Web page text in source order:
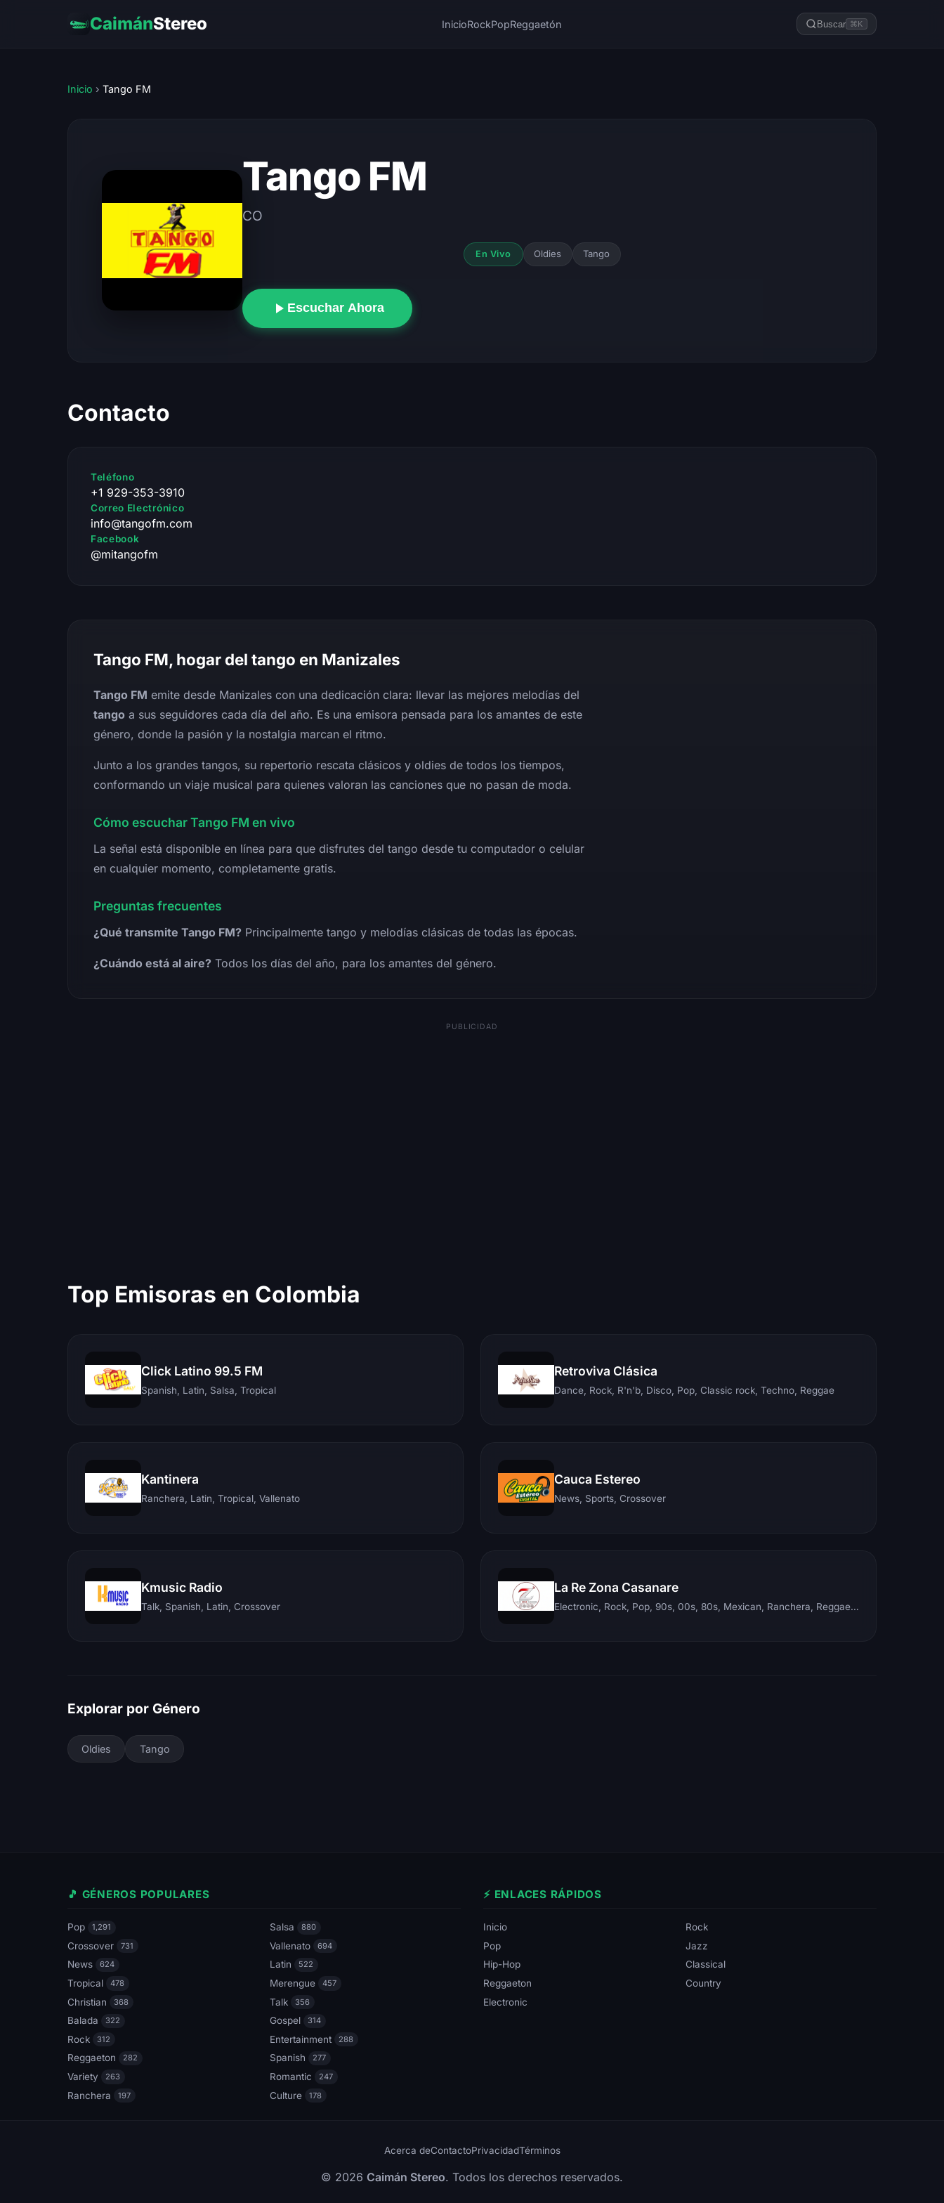
CaimánStereo InicioRockPopReggaetón Buscar ⌘K
Inicio › Tango FM
Tango FM
CO
En Vivo Oldies Tango
Escuchar Ahora
Contacto
Teléfono
+1 929-353-3910
Correo Electrónico
info@tangofm.com
Facebook
@mitangofm
Tango FM, hogar del tango en Manizales
Tango FM emite desde Manizales con una dedicación clara: llevar las mejores melodías del
tango a sus seguidores cada día del año. Es una emisora pensada para los amantes de este
género, donde la pasión y la nostalgia marcan el ritmo.
Junto a los grandes tangos, su repertorio rescata clásicos y oldies de todos los tiempos,
conformando un viaje musical para quienes valoran las canciones que no pasan de moda.
Cómo escuchar Tango FM en vivo
La señal está disponible en línea para que disfrutes del tango desde tu computador o celular
en cualquier momento, completamente gratis.
Preguntas frecuentes
¿Qué transmite Tango FM? Principalmente tango y melodías clásicas de todas las épocas.
¿Cuándo está al aire? Todos los días del año, para los amantes del género.
PUBLICIDAD
Top Emisoras en Colombia
Click Latino 99.5 FM
Spanish, Latin, Salsa, Tropical
Retroviva Clásica
Dance, Rock, R'n'b, Disco, Pop, Classic rock, Techno, Reggae
Kantinera
Ranchera, Latin, Tropical, Vallenato
Cauca Estereo
News, Sports, Crossover
Kmusic Radio
Talk, Spanish, Latin, Crossover
La Re Zona Casanare
Electronic, Rock, Pop, 90s, 00s, 80s, Mexican, Ranchera, Reggaeton, Instrumental, Salsa, Merengue, Tropical, Romantic, Vallenato, Llanera
Explorar por Género
Oldies Tango
🎵 GÉNEROS POPULARES
Pop 1,291 Salsa 880
Crossover 731 Vallenato 694
News 624 Latin 522
Tropical 478 Merengue 457
Christian 368 Talk 356
Balada 322 Gospel 314
Rock 312 Entertainment 288
Reggaeton 282 Spanish 277
Variety 263 Romantic 247
Ranchera 197 Culture 178
⚡ ENLACES RÁPIDOS
Inicio
Rock
Pop
Jazz
Hip-Hop
Classical
Reggaeton
Country
Electronic
Acerca deContactoPrivacidadTérminos
© 2026 Caimán Stereo. Todos los derechos reservados.